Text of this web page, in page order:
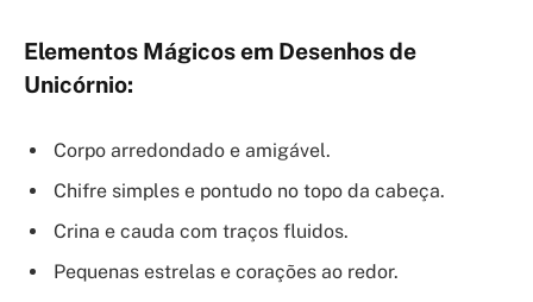
Elementos Mágicos em Desenhos de
Unicórnio:
Corpo arredondado e amigável.
Chifre simples e pontudo no topo da cabeça.
Crina e cauda com traços fluidos.
Pequenas estrelas e corações ao redor.